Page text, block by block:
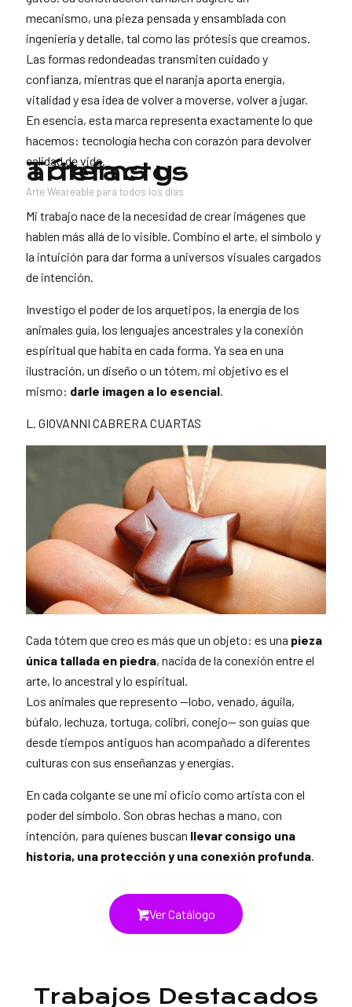
mecanismo, una pieza pensada y ensamblada con
ingeniería y detalle, tal como las prótesis que creamos.
Las formas redondeadas transmiten cuidado y
confianza, mientras que el naranja aporta energía,
vitalidad y esa idea de volver a moverse, volver a jugar.
En esencia, esta marca representa exactamente lo que
hacemos: tecnología hecha con corazón para devolver
calidad de vida.
Tótems y artefactos
Arte Weareable para todos los días
Mi trabajo nace de la necesidad de crear imágenes que
hablen más allá de lo visible. Combino el arte, el símbolo y
la intuición para dar forma a universos visuales cargados
de intención.
Investigo el poder de los arquetipos, la energía de los
animales guía, los lenguajes ancestrales y la conexión
espiritual que habita en cada forma. Ya sea en una
ilustración, un diseño o un tótem, mi objetivo es el
mismo: darle imagen a lo esencial
L. GIOVANNI CABRERA CUARTAS
Cada tótem que creo es más que un objeto: es una pieza
única tallada en piedra, nacida de la conexión entre el
arte, lo ancestral y lo espiritual.
Los animales que represento —lobo, venado, águila,
búfalo, lechuza, tortuga, colibrí, conejo— son guías que
desde tiempos antiguos han acompañado a diferentes
culturas con sus enseñanzas y energías.
En cada colgante se une mi oficio como artista con el
poder del símbolo. Son obras hechas a mano, con
intención, para quienes buscan llevar consigo una
historia, una protección y una conexión profunda
Ver Catálogo
Trabajos Destacados